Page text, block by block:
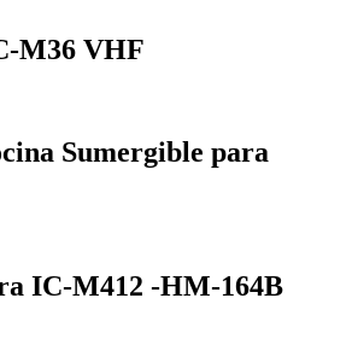
M36 VHF
Sumergible para
IC-M412 -HM-164B